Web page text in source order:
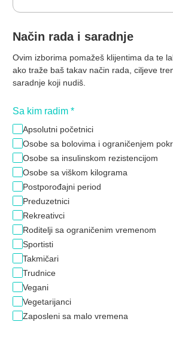
Način rada i saradnje
Ovim izborima pomažeš klijentima da te
ako traže baš takav način rada, ciljeve
saradnje koji nudiš.
Sa kim radim *
Apsolutni početnici
Osobe sa bolovima i ograničenjem
Osobe sa insulinskom rezistencijom
Osobe sa viškom kilograma
Postporođajni period
Preduzetnici
Rekreativci
Roditelji sa ograničenim vremenom
Sportisti
Takmičari
Trudnice
Vegani
Vegetarijanci
Zaposleni sa malo vremena